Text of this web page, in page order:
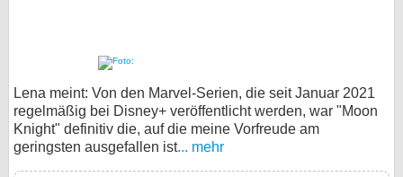
Lena meint: Von den Marvel-Serien, die seit Januar 2021
regelmäßig bei Disney+ veröffentlicht werden, war "Moon
Knight" definitiv die, auf die meine Vorfreude am
geringsten ausgefallen ist... mehr